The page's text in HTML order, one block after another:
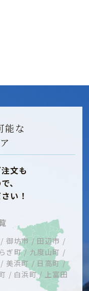
能な
文も
、
い！
御坊市 / 田辺市 /
ぎ町 / 九度山町 /
美浜町 / 日高町 /
/ 白浜町 / 上富田